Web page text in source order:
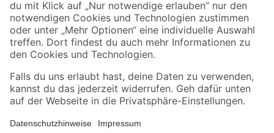
Jetzt die toom-App herunterladen
Alle Preisangaben in EUR inkl. gesetzl. MwSt.. Die dargestellten Angebote sind unter
Umständen nicht in allen Märkten verfügbar. Die angegebenen Verfügbarkeiten beziehen
Produkte nur solange der Vorrat reicht.
*Paketversand ab 59 € versandkostenfrei, gilt nicht für Artikel mit Speditionsversand, hier